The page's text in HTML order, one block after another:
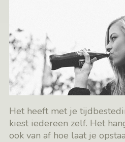
Het heeft met je
kiest iedereen zelf. Het
ook van af hoe laat je